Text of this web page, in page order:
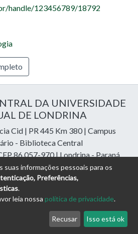
handle/123456789/18792
DA UNIVERSIDADE
DE LONDRINA
Cid | PR 445 Km 380 | Campus
- Biblioteca Central
86.057-970 | Londrina - Paraná
| fone: 43 3371-4409
copyright © 2023-2026
e Consultoria
Termos
de Uso
Enviar uma
Sugestão
suas informações pessoais para os
Preferências,
.
leia nossa política de privacidade.
Recusar Isso está ok